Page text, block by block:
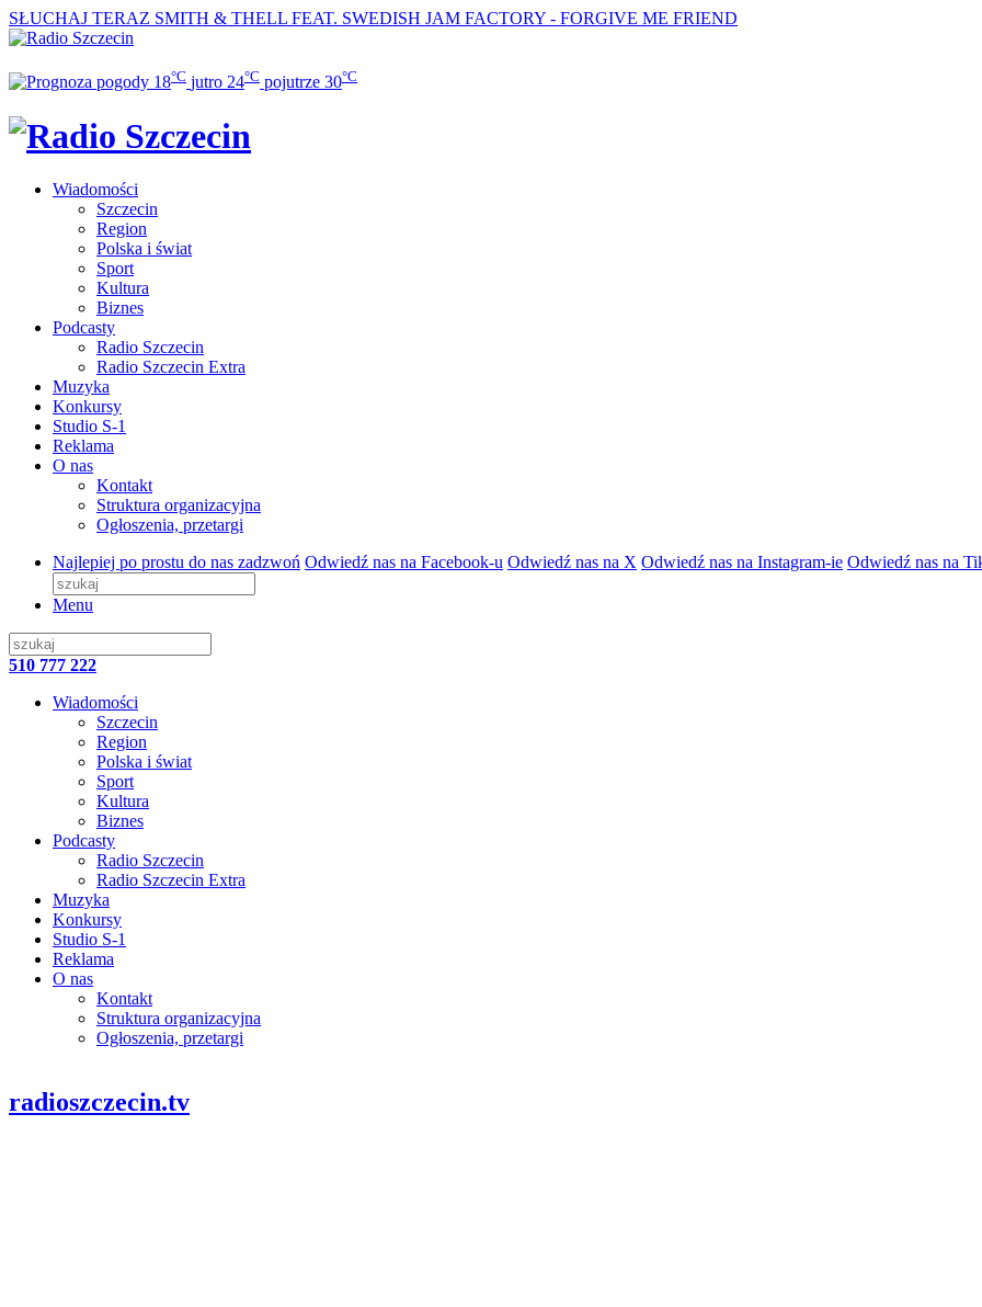
SŁUCHAJ TERAZ SMITH & THELL FEAT. SWEDISH JAM FACTORY - FORGIVE ME FRIEND
18°C jutro 24°C pojutrze 30°C
Wiadomości
Szczecin
Region
Polska i świat
Sport
Kultura
Biznes
Podcasty
Radio Szczecin
Radio Szczecin Extra
Muzyka
Konkursy
Studio S-1
Reklama
O nas
Kontakt
Struktura organizacyjna
Ogłoszenia, przetargi
Najlepiej po prostu do nas zadzwoń Odwiedź nas na Facebook-u Odwiedź nas na X Odwiedź nas na Instagram-ie Odwiedź nas na
Menu
510 777 222
Wiadomości
Szczecin
Region
Polska i świat
Sport
Kultura
Biznes
Podcasty
Radio Szczecin
Radio Szczecin Extra
Muzyka
Konkursy
Studio S-1
Reklama
O nas
Kontakt
Struktura organizacyjna
Ogłoszenia, przetargi
radioszczecin.tv